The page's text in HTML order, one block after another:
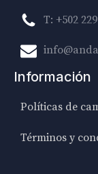
T: +502
Información
Políticas de
Términos y